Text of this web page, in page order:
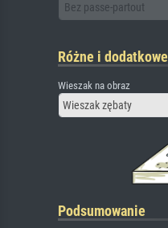
Bez passe-partout
Różne i dodatkowe
Wieszak na obraz
Wieszak zębaty
Podsumowanie